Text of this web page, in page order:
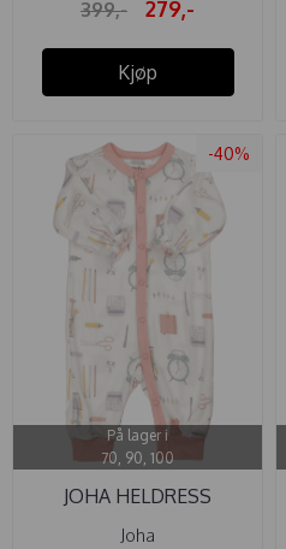
399,- 279,-
Kjøp
-40%
På lager i
70, 90, 100
JOHA HELDRESS
BAMBUS ...
Joha